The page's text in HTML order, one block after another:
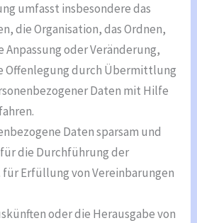
umfasst insbesondere das
die Organisation, das Ordnen,
oder Veränderung,
Offenlegung durch Übermittlung
Daten mit Hilfe
Daten sparsam und
die Durchführung der
Erfüllung von Vereinbarungen
oder die Herausgabe von